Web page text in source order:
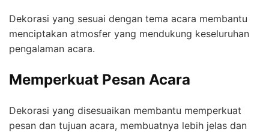
Dekorasi yang sesuai dengan tema acara membantu
menciptakan atmosfer yang mendukung keseluruhan
pengalaman acara.
Memperkuat Pesan Acara
Dekorasi yang disesuaikan membantu memperkuat
pesan dan tujuan acara, membuatnya lebih jelas dan